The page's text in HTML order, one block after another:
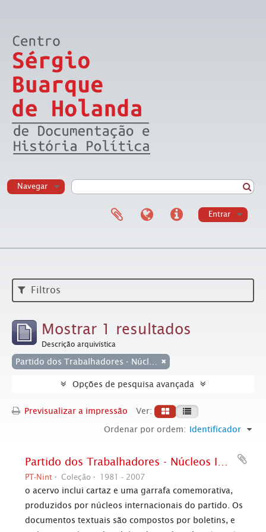
Navegar
Entrar
Filtros
Mostrar 1 resultados
Descrição arquivística
Opções de pesquisa avançada
Previsualizar a impressão
Ver:
Ordenar por ordem: Identificador
Partido dos Trabalhadores - Núcleos Internacionais
PT-Nint Coleção 1981 - 2007
o acervo inclui cartaz e uma garrafa comemorativa,
produzidos por núcleos internacionais do partido. Os
documentos textuais são compostos por boletins, e